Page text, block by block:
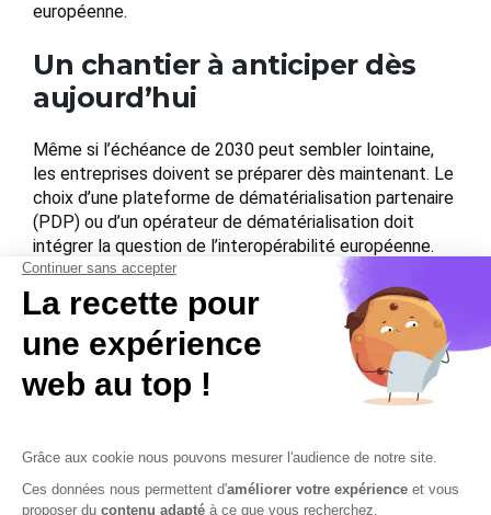
européenne.
Un chantier à anticiper dès
aujourd’hui
Même si l’échéance de 2030 peut sembler lointaine,
les entreprises doivent se préparer dès maintenant. Le
choix d’une plateforme de dématérialisation partenaire
(PDP) ou d’un opérateur de dématérialisation doit
intégrer la question de l’interopérabilité européenne.
Les experts-comptables devront accompagner leurs
clients dans cette anticipation, tandis que les avocats
d’affaires devront sécuriser les contrats
transfrontaliers face à cette nouvelle transparence
fiscale.
Contactez-nous Mentions légales
Plan du site